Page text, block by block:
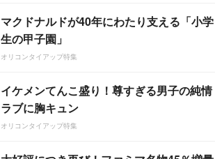
マクドナルドが40年にわたり支える「小学
生の甲子園」
オリコンタイアップ特集
イケメンてんこ盛り！尊すぎる男子の純情
ラブに胸キュン
オリコンタイアップ特集